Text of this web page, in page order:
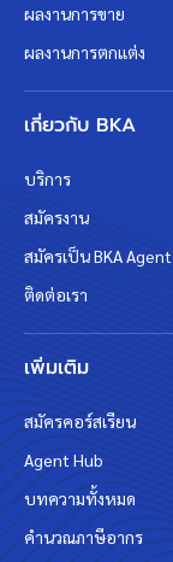
ผลงานการขาย
ผลงานการตกแต่ง
เกี่ยวกับ BKA
บริการ
สมัครงาน
สมัครเป็น BKA Agent
ติดต่อเรา
เพิ่มเติม
สมัครคอร์สเรียน
Agent Hub
บทความทั้งหมด
คำนวณภาษีอากร